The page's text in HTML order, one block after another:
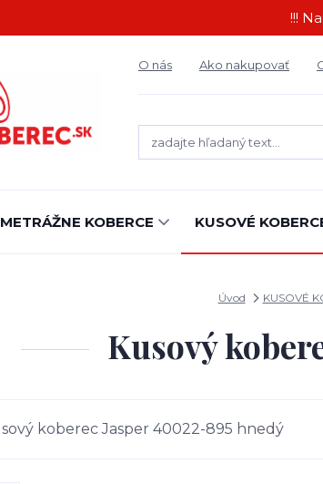
!!!
O nás Ako nakupovať
METRÁŽNE KOBERCE KUSOVÉ
Úvod KUSOVÉ
Kusový